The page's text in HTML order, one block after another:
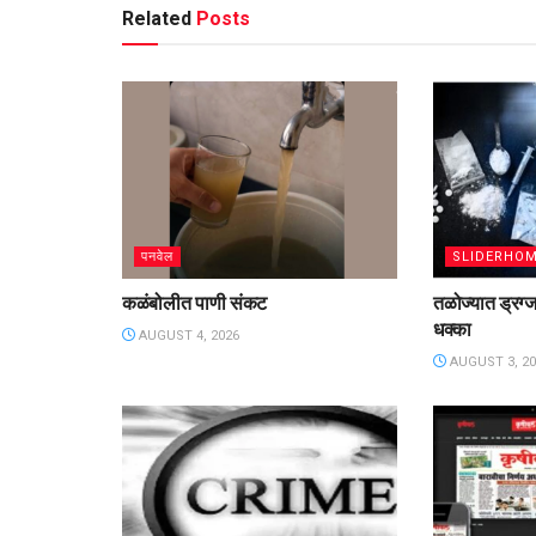
Related Posts
पनवेल
कळंबोलीत पाणी संकट
AUGUST 4, 2026
तळोज्यात
धक्का
AUGUST 3,